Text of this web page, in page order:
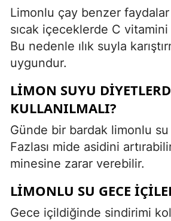
Limonlu çay benzer
sıcak içeceklerde C vitamini
Bu nedenle ılık suyla
uygundur.
LIMON SUYU
KULLANILMALI?
Günde bir bardak limonlu
Fazlası mide asidini
minesine zarar verebilir.
LIMONLU SU GECE
Gece içildiğinde sindirimi